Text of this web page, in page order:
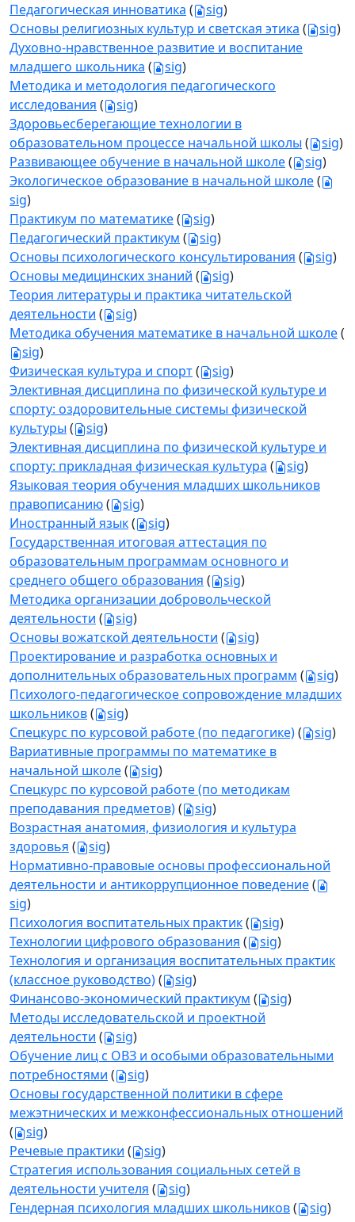
Педагогическая инноватика ( sig)
Основы религиозных культур и светская этика ( sig)
Духовно-нравственное развитие и воспитание
младшего школьника ( sig)
Методика и методология педагогического
исследования ( sig)
Здоровьесберегающие технологии в
образовательном процессе начальной школы ( sig)
Развивающее обучение в начальной школе( sig)
Экологическое образование в начальной школе(
sig)
Практикум по математике( sig)
Педагогический практикум ( sig)
Основы психологического консультирования ( sig)
Основы медицинских знаний ( sig)
Теория литературы и практика читательской
деятельности ( sig)
Методика обучения математике в начальной школе(
sig)
Физическая культура и спорт( sig)
Элективная дисциплина по физической культуре и
спорту: оздоровительные системы физической
культуры ( sig)
Элективная дисциплина по физической культуре и
спорту: прикладная физическая культура ( sig)
Языковая теория обучения младших школьников
правописанию( sig)
Иностранный язык( sig)
Государственная итоговая аттестация по
образовательным программам основного и
среднего общего образования ( sig)
Методика организации добровольческой
деятельности ( sig)
Основы вожатской деятельности ( sig)
Проектирование и разработка основных и
дополнительных образовательных программ ( sig)
Психолого-педагогическое сопровождение младших
школьников( sig)
Спецкурс по курсовой работе (по педагогике)( sig)
Вариативные программы по математике в
начальной школе( sig)
Спецкурс по курсовой работе (по методикам
преподавания предметов)( sig)
Возрастная анатомия, физиология и культура
здоровья ( sig)
Нормативно-правовые основы профессиональной
деятельности и антикоррупционное поведение(
sig)
Психология воспитательных практик( sig)
Технологии цифрового образования ( sig)
Технология и организация воспитательных практик
(классное руководство)( sig)
Финансово-экономический практикум ( sig)
Методы исследовательской и проектной
деятельности ( sig)
Обучение лиц с ОВЗ и особыми образовательными
потребностями ( sig)
Основы государственной политики в сфере
межэтнических и межконфессиональных отношений
(
sig)
Речевые практики ( sig)
Стратегия использования социальных сетей в
деятельности учителя ( sig)
Гендерная психология младших школьников( sig)